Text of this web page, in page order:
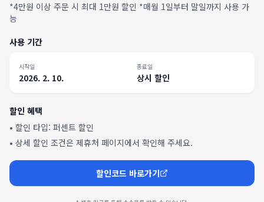
*4만원 이상 주문 시 최대 1만원 할인 *매월 1일부터 말일까지 사용 가
능
사용 기간
시작일
2026. 2. 10.
종료일
상시 할인
할인 혜택
• 할인 타입: 퍼센트 할인
• 상세 할인 조건은 제휴처 페이지에서 확인해 주세요.
할인코드 바로가기